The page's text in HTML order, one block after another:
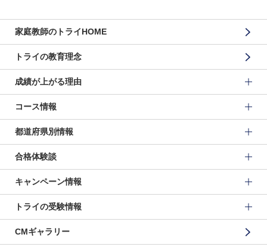
家庭教師のトライHOME
トライの教育理念
成績が上がる理由
コース情報
都道府県別情報
合格体験談
キャンペーン情報
トライの受験情報
CMギャラリー